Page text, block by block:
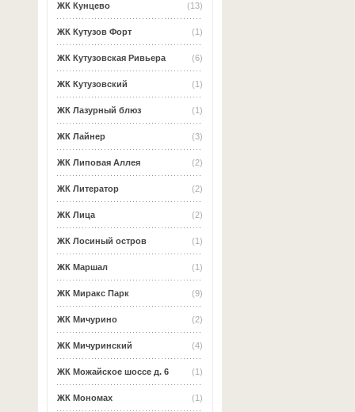
(13)
ЖК Кунцево
(1)
ЖК Кутузов Форт
(6)
ЖК Кутузовская Ривьера
(1)
ЖК Кутузовский
(1)
ЖК Лазурный блюз
(3)
ЖК Лайнер
(2)
ЖК Липовая Аллея
(2)
ЖК Литератор
(2)
ЖК Лица
(1)
ЖК Лосиный остров
(1)
ЖК Маршал
(9)
ЖК Миракс Парк
(2)
ЖК Мичурино
(4)
ЖК Мичуринский
(1)
ЖК Можайское шоссе д. 6
(1)
ЖК Мономах